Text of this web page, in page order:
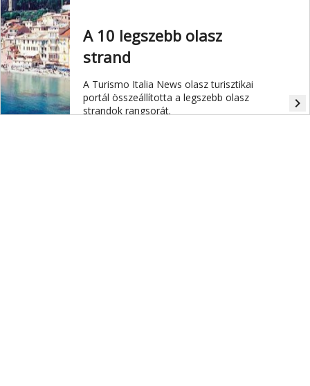
A 10 legszebb olasz
strand
A Turismo Italia News olasz turisztikai
portál összeállította a legszebb olasz
strandok rangsorát.
navigate_next